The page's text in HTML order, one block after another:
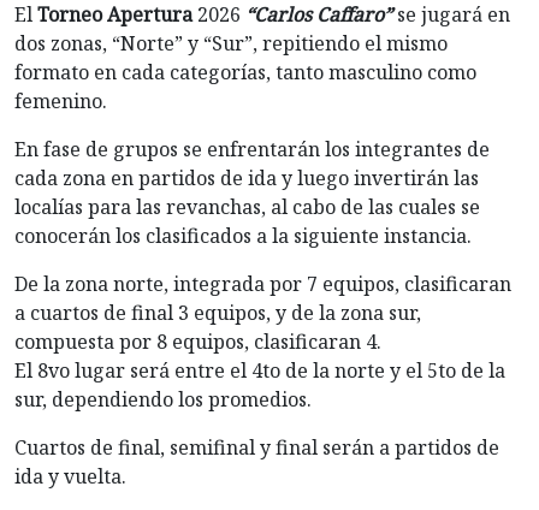
ElTorneo Apertura2026 “Carlos Caffaro”se jugará en
dos zonas, “Norte” y “Sur”, repitiendo el mismo
formato en cada categorías, tanto masculino como
femenino.
En fase de grupos se enfrentarán los integrantes de
cada zona en partidos de ida y luego invertirán las
localías para las revanchas, al cabo de las cuales se
conocerán los clasificados a la siguiente instancia.
De la zona norte, integrada por 7 equipos, clasificaran
a cuartos de final 3 equipos, y de la zona sur,
compuesta por 8 equipos, clasificaran 4.
El 8vo lugar será entre el 4to de la norte y el 5to de la
sur, dependiendo los promedios.
Cuartos de final, semifinal y final serán a partidos de
ida y vuelta.